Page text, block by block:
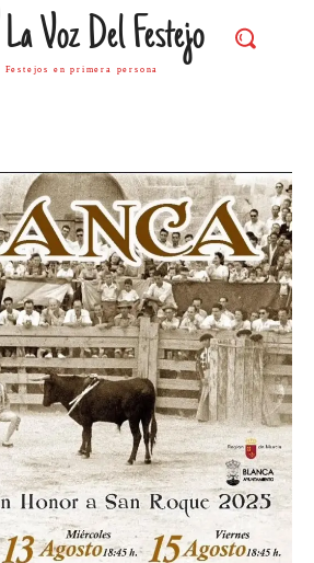
La Voz Del Festejo
Festejos en primera persona